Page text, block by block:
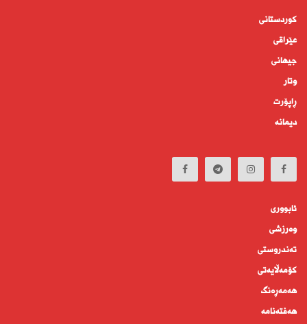
کوردستانى
عێراقی
جیهانى
وتار
ڕاپۆرت
دیمانە
ئابوورى
وەرزشی
تەندروستى
كۆمه‌ڵايه‌تى
هەمەڕەنگ
هەفتەنامە